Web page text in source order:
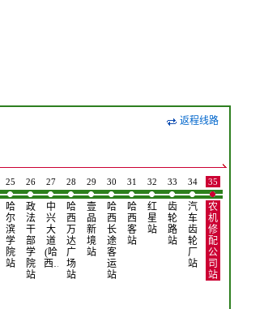
返程线路
25
哈
尔
滨
学
院
站
26
政
法
干
部
学
院
站
27
中
兴
大
道
(哈
西…
28
哈
西
万
达
广
场
站
29
壹
品
新
境
站
30
哈
西
长
途
客
运
站
31
哈
西
客
站
32
红
星
站
33
齿
轮
路
站
34
汽
车
齿
轮
厂
站
35
农
机
修
配
公
司
站